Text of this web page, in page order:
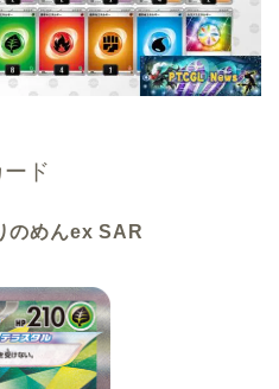
ド
のめんex SAR